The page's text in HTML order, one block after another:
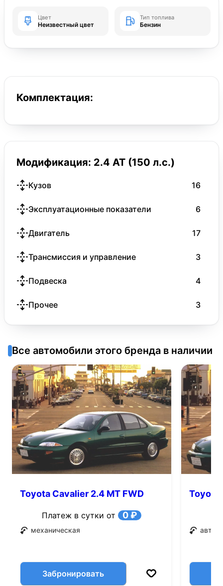
Цвет
Неизвестный цвет
Тип топлива
Бензин
Комплектация:
Модификация: 2.4 AT (150 л.с.)
Кузов 16
Эксплуатационные показатели 6
Двигатель 17
Трансмиссия и управление 3
Подвеска 4
Прочее 3
Все автомобили этого бренда в наличии
Toyota Cavalier 2.4 MT FWD
Платеж в сутки от 0 ₽
механическая
Забронировать
Toyota